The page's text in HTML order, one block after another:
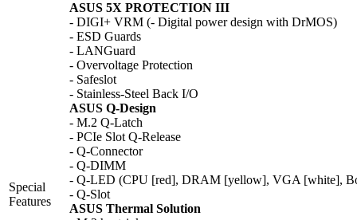
Special
Features
ASUS 5X PROTECTION III
- DIGI+ VRM (- Digital power design with DrMOS)
- ESD Guards
- LANGuard
- Overvoltage Protection
- Safeslot
- Stainless-Steel Back I/O
ASUS Q-Design
- M.2 Q-Latch
- PCIe Slot Q-Release
- Q-Connector
- Q-DIMM
- Q-LED (CPU [red], DRAM [yellow], VGA [white],
- Q-Slot
ASUS Thermal Solution